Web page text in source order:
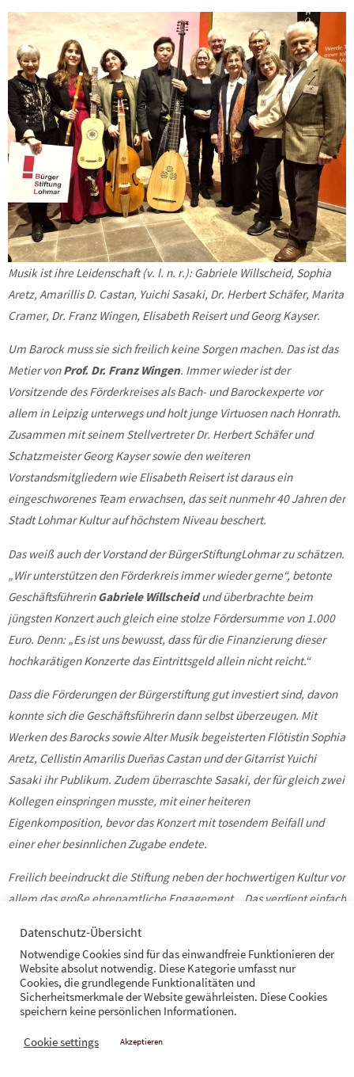
Musik ist ihre Leidenschaft (v. l. n. r.): Gabriele Willscheid, Sophia
Aretz, Amarillis D. Castan, Yuichi Sasaki, Dr. Herbert Schäfer, Marita
Cramer, Dr. Franz Wingen, Elisabeth Reisert und Georg Kayser.
Um Barock muss sie sich freilich keine Sorgen machen. Das ist das
Metier vonProf. Dr. Franz Wingen. Immer wieder ist der
Vorsitzende des Förderkreises als Bach- und Barockexperte vor
allem in Leipzig unterwegs und holt junge Virtuosen nach Honrath.
Zusammen mit seinem Stellvertreter Dr. Herbert Schäfer und
Schatzmeister Georg Kayser sowie den weiteren
Vorstandsmitgliedern wie Elisabeth Reisert ist daraus ein
eingeschworenes Team erwachsen, das seit nunmehr 40 Jahren der
Stadt Lohmar Kultur auf höchstem Niveau beschert.
Das weiß auch der Vorstand der BürgerStiftungLohmar zu schätzen.
„Wir unterstützen den Förderkreis immer wieder gerne“, betonte
GeschäftsführerinGabriele Willscheidund überbrachte beim
jüngsten Konzert auch gleich eine stolze Fördersumme von 1.000
Euro. Denn: „Es ist uns bewusst, dass für die Finanzierung dieser
hochkarätigen Konzerte das Eintrittsgeld allein nicht reicht.“
Dass die Förderungen der Bürgerstiftung gut investiert sind, davon
konnte sich die Geschäftsführerin dann selbst überzeugen. Mit
Werken des Barocks sowie Alter Musik begeisterten Flötistin Sophia
Aretz, Cellistin Amarilis Dueñas Castan und der Gitarrist Yuichi
Sasaki ihr Publikum. Zudem überraschte Sasaki, der für gleich zwei
Kollegen einspringen musste, mit einer heiteren
Eigenkomposition, bevor das Konzert mit tosendem Beifall und
einer eher besinnlichen Zugabe endete.
Freilich beeindruckt die Stiftung neben der hochwertigen Kultur vor
allem das große ehrenamtliche Engagement. „Das verdient einfach
Talentsuche bis hin zum Stühlerücken vor und nach den Konzerten
ist sozusagen alles hausgemacht. Dazu gehört auch ein kleiner
Imbiss mit Getränken zum Gedankenaustausch nach dem
Musikgenuss im Peter-Lemmer-Haus. So werde nicht nur das
gesellschaftliche Miteinander, lobt die Geschäftsführerin: „Musik
Datenschutz-Übersicht
Notwendige Cookies sind für das einwandfreie Funktionieren der
Website absolut notwendig. Diese Kategorie umfasst nur
Cookies, die grundlegende Funktionalitäten und
Sicherheitsmerkmale der Website gewährleisten. Diese Cookies
speichern keine persönlichen Informationen.
Cookie settings Akzeptieren